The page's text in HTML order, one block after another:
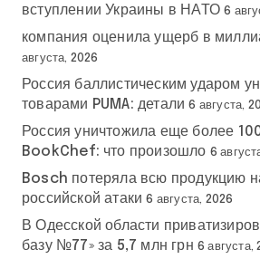
вступлении Украины в НАТО 6
компания оценила ущерб в
августа, 2026
Россия баллистическим ударом
товарами PUMA: детали 6 августа,
Россия уничтожила еще более
BookChef: что произошло 6
Bosch потеряла всю продукцию
российской атаки 6 августа, 2026
В Одесской области
базу №77» за 5,7 млн грн 6 августа,